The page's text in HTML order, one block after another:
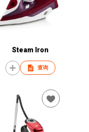
Steam Iron
查询